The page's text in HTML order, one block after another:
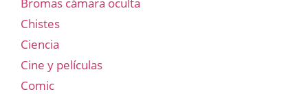
Bromas cámara oculta
Chistes
Ciencia
Cine y películas
Comic